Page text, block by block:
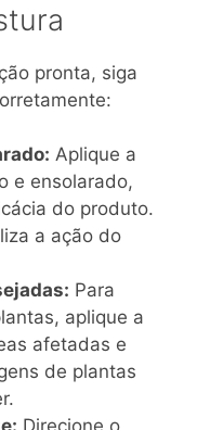
pronta, siga
Aplique a
e ensolarado,
do produto.
a ação do
Para
aplique a
afetadas e
de plantas